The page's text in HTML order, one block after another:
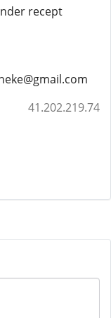
recept
41.202.219.74